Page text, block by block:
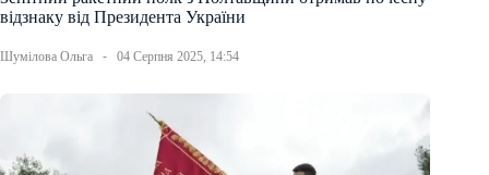
відзнаку від Президента України
Шумілова Ольга 04 Серпня 2025, 14:54